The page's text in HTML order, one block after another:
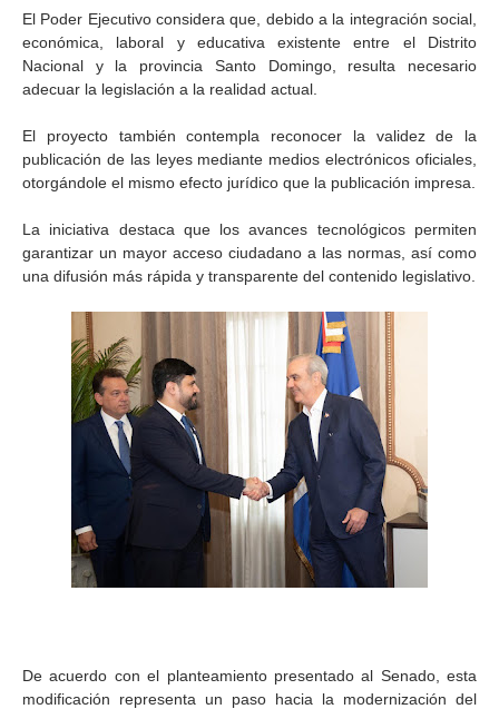
El Poder Ejecutivo considera que, debido a la integración social,
económica, laboral y educativa existente entre el Distrito
Nacional y la provincia Santo Domingo, resulta necesario
adecuar la legislación a la realidad actual.
El proyecto también contempla reconocer la validez de la
publicación de las leyes mediante medios electrónicos oficiales,
otorgándole el mismo efecto jurídico que la publicación impresa.
La iniciativa destaca que los avances tecnológicos permiten
garantizar un mayor acceso ciudadano a las normas, así como
una difusión más rápida y transparente del contenido legislativo.
De acuerdo con el planteamiento presentado al Senado, esta
modificación representa un paso hacia la modernización del